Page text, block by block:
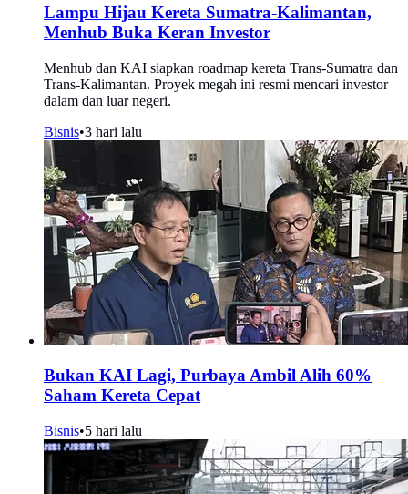
Lampu Hijau Kereta Sumatra-Kalimantan,
Menhub Buka Keran Investor
Menhub dan KAI siapkan roadmap kereta Trans-Sumatra dan
Trans-Kalimantan. Proyek megah ini resmi mencari investor
dalam dan luar negeri.
Bisnis•3 hari lalu
Bukan KAI Lagi, Purbaya Ambil Alih 60%
Saham Kereta Cepat
Bisnis•5 hari lalu